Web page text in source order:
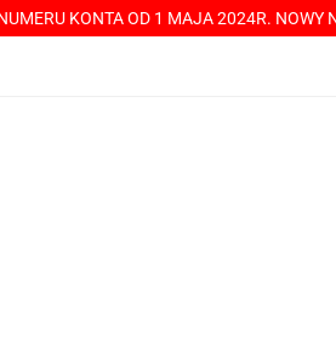
KONTA OD 1 MAJA 2024R.
CHCESZ Z NAMI